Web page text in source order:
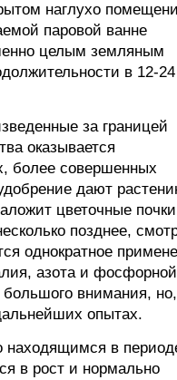
наглухо
паровой ванне
целым земляным
в 12-24
за границей
оказывается
более совершенных
дают
цветочные почки
позднее,
однократное
азота и фосфорной
внимания,
опытах.
находящимся в
в рост и нормально